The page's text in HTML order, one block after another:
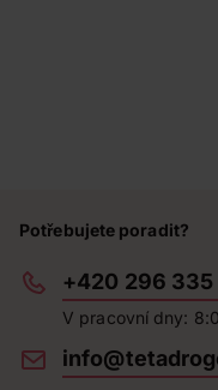
Potřebujete poradit?
+420 296 335
V pracovní dny: